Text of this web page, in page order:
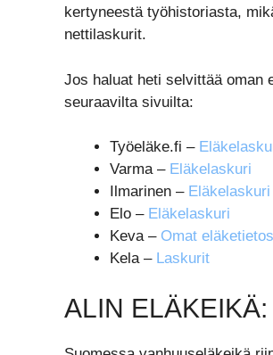
kertyneestä työhistoriasta,
nettilaskurit.
Jos haluat heti selvittää oman
seuraavilta sivuilta:
Työeläke.fi –
Varma – Eläkelaskuri
Ilmarinen – Eläkelaskuri
Elo – Eläkelaskuri
Keva – Omat
Kela – Laskurit
ALIN